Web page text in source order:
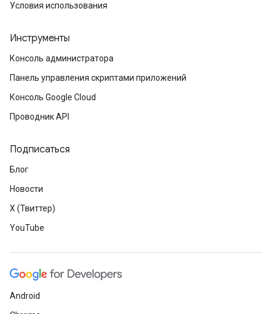
Условия использования
Инструменты
Консоль администратора
Панель управления скриптами приложений
Консоль Google Cloud
Проводник API
Подписаться
Блог
Новости
X (Твиттер)
YouTube
Android